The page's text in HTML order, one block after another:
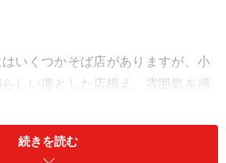
いくつかそば店がありますが、小
しい凛とした店構え、雰囲気を感
続きを読む